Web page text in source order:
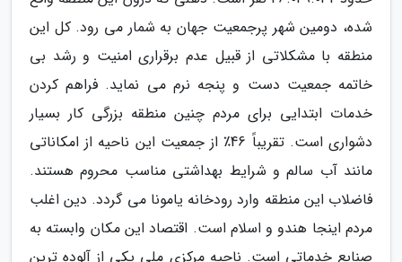
شده، دومین شهر پرجمعیت جهان به شمار می رود. کل این
منطقه با مشکلاتی از قبیل عدم برقراری امنیت و رشد بی
خاتمه جمعیت دست و پنجه نرم می نماید. فراهم کردن
خدمات ابتدایی برای مردم چنین منطقه بزرگی کار بسیار
دشواری است. تقریباً 46٪ از جمعیت این ناحیه از امکاناتی
مانند آب سالم و شرایط بهداشتی مناسب محروم هستند.
فاضلاب این منطقه وارد رودخانه یامونا می گردد. دین اغلب
مردم اینجا هندو و اسلام است. اقتصاد این مکان وابسته به
صنایع خدماتی است. ناحیه مرکزی ملی یکی از آلوده ترین